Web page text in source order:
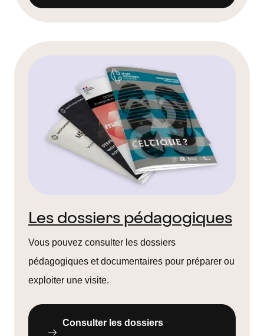
Les dossiers pédagogiques
Vous pouvez consulter les dossiers
pédagogiques et documentaires pour préparer ou
exploiter une visite.
Consulter les dossiers